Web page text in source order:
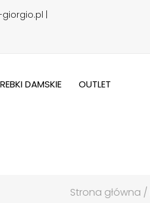
|
DAMSKIE OUTLET
Strona główna